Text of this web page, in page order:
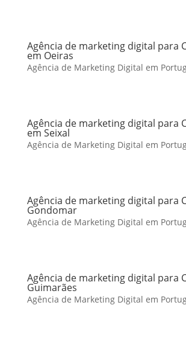
Agência de marketing digital para
em Oeiras
Agência de Marketing Digital em
Agência de marketing digital para
em Seixal
Agência de Marketing Digital em
Agência de marketing digital para
Gondomar
Agência de Marketing Digital em
Agência de marketing digital para
Guimarães
Agência de Marketing Digital em